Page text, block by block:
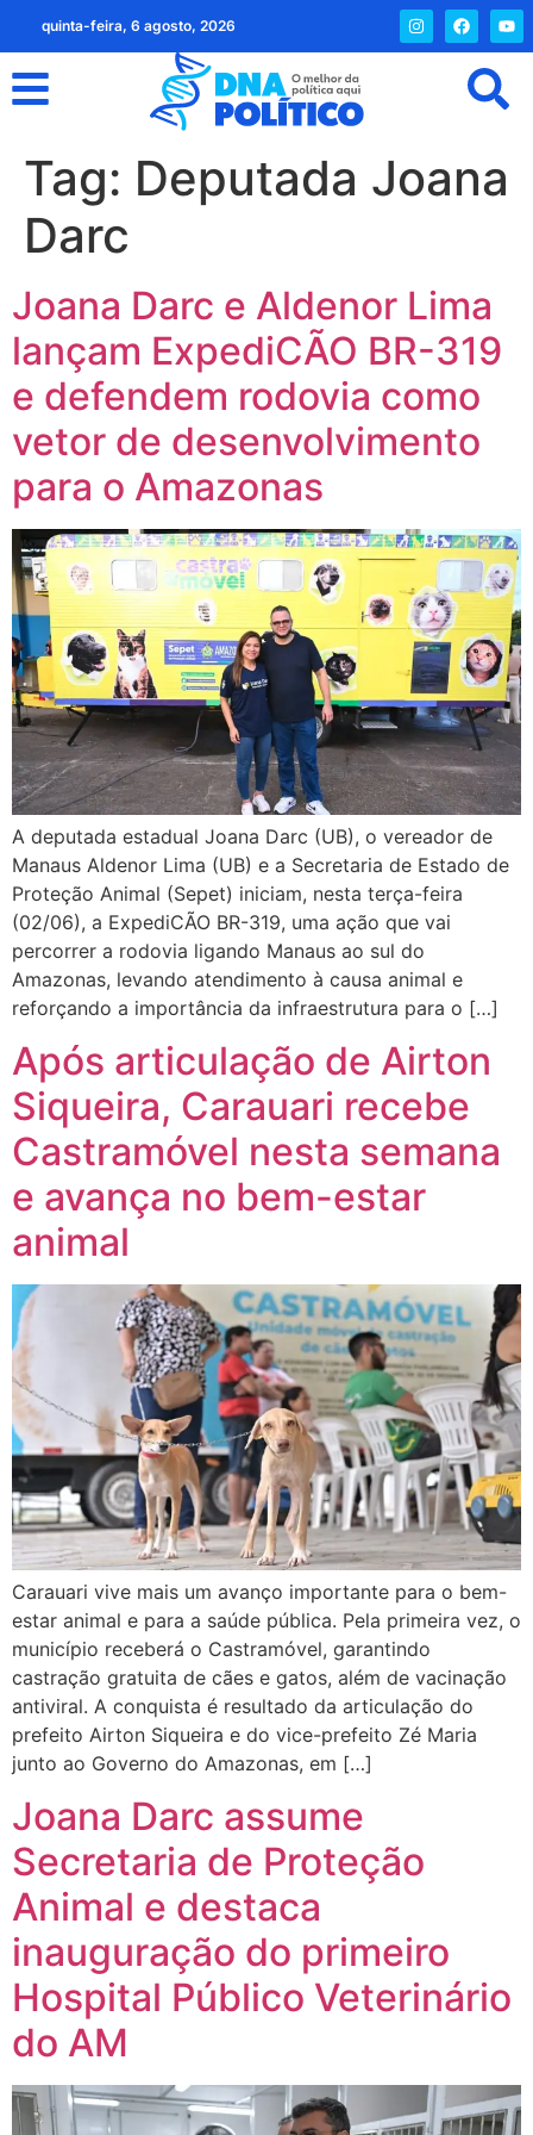
quinta-feira, 6 agosto, 2026
Tag: Deputada Joana
Darc
Joana Darc e Aldenor Lima
lançam ExpediCÃO BR-319
e defendem rodovia como
vetor de desenvolvimento
para o Amazonas
A deputada estadual Joana Darc (UB), o vereador de
Manaus Aldenor Lima (UB) e a Secretaria de Estado de
Proteção Animal (Sepet) iniciam, nesta terça-feira
(02/06), a ExpediCÃO BR-319, uma ação que vai
percorrer a rodovia ligando Manaus ao sul do
Amazonas, levando atendimento à causa animal e
reforçando a importância da infraestrutura para o […]
Após articulação de Airton
Siqueira, Carauari recebe
Castramóvel nesta semana
e avança no bem-estar
animal
Carauari vive mais um avanço importante para o bem-
estar animal e para a saúde pública. Pela primeira vez, o
município receberá o Castramóvel, garantindo
castração gratuita de cães e gatos, além de vacinação
antiviral. A conquista é resultado da articulação do
prefeito Airton Siqueira e do vice-prefeito Zé Maria
junto ao Governo do Amazonas, em […]
Joana Darc assume
Secretaria de Proteção
Animal e destaca
inauguração do primeiro
Hospital Público Veterinário
do AM